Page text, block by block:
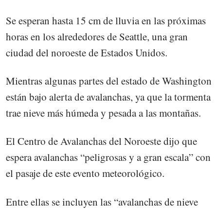
Se esperan hasta 15 cm de lluvia en las próximas
horas en los alrededores de Seattle, una gran
ciudad del noroeste de Estados Unidos.
Mientras algunas partes del estado de Washington
están bajo alerta de avalanchas, ya que la tormenta
trae nieve más húmeda y pesada a las montañas.
El Centro de Avalanchas del Noroeste dijo que
espera avalanchas “peligrosas y a gran escala” con
el pasaje de este evento meteorológico.
Entre ellas se incluyen las “avalanchas de nieve